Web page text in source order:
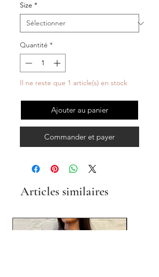
Size *
Quantité *
Il ne reste que 1 article(s) en stock
Ajouter au panier
Commander et payer
Articles similaires